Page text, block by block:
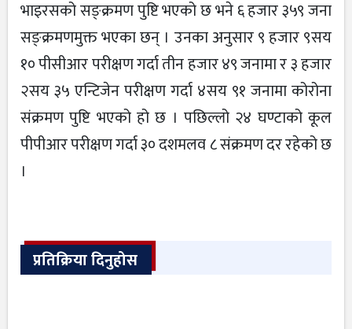
भाइरसको सङ्क्रमण पुष्टि भएको छ भने ६ हजार ३५९ जना
सङ्क्रमणमुक्त भएका छन् । उनका अनुसार ९ हजार ९सय
१० पीसीआर परीक्षण गर्दा तीन हजार ४९ जनामा र ३ हजार
२सय ३५ एन्टिजेन परीक्षण गर्दा ४सय ९१ जनामा कोरोना
संक्रमण पुष्टि भएको हो छ । पछिल्लो २४ घण्टाको कूल
पीपीआर परीक्षण गर्दा ३० दशमलव ८ संक्रमण दर रहेको छ
।
प्रतिक्रिया दिनुहोस